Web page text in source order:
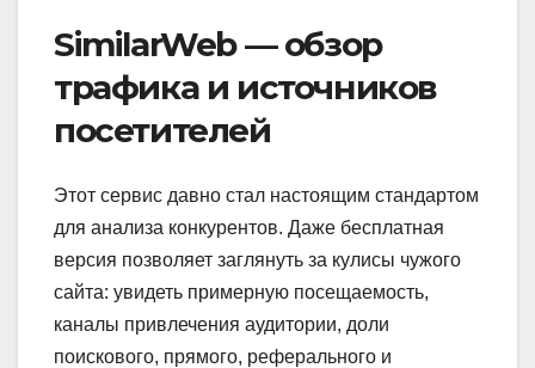
SimilarWeb — обзор
трафика и источников
посетителей
Этот сервис давно стал настоящим стандартом
для анализа конкурентов. Даже бесплатная
версия позволяет заглянуть за кулисы чужого
сайта: увидеть примерную посещаемость,
каналы привлечения аудитории, доли
поискового, прямого, реферального и